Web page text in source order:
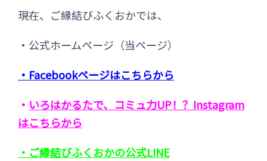
現在、ご縁結びふくおかでは、
・公式ホームページ（当ページ）
・ Facebookページはこちらから
・ いろはかるたで、コミュ力UP！？Instagram
はこちらから
・ ご縁結びふくおかの公式LINE